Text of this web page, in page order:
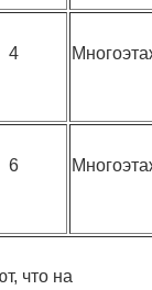
4
6
что на